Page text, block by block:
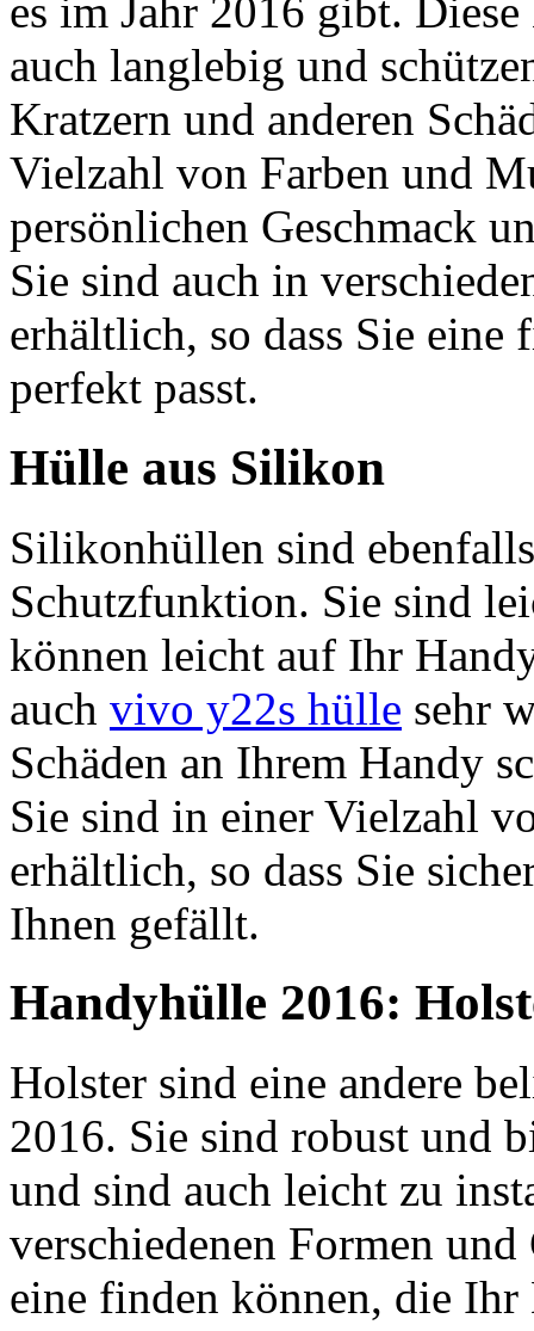
es im Jahr 2016 gibt.
auch langlebig und
Kratzern und anderen
Vielzahl von Farben und
persönlichen Geschmack
Sie sind auch in
erhältlich, so dass Sie
perfekt passt.
Hülle aus Silikon
Silikonhüllen sind
Schutzfunktion. Sie sind
können leicht auf Ihr
auch vivo y22s hülle sehr
Schäden an Ihrem Handy
Sie sind in einer Vielzahl
erhältlich, so dass Sie
Ihnen gefällt.
Handyhülle 2016:
Holster sind eine andere
2016. Sie sind robust und
und sind auch leicht zu
verschiedenen Formen
eine finden können, die